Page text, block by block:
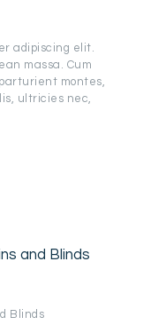
adipiscing elit.
massa. Cum
montes,
ultricies nec,
and Blinds